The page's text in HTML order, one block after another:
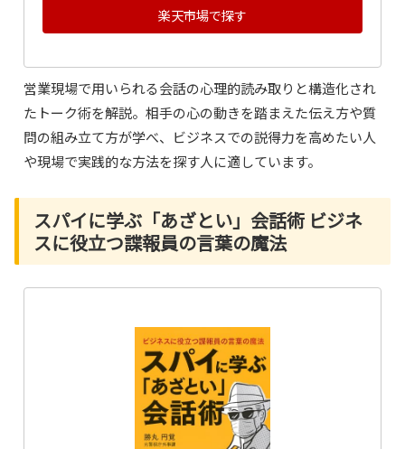
楽天市場で探す
営業現場で用いられる会話の心理的読み取りと構造化され
たトーク術を解説。相手の心の動きを踏まえた伝え方や質
問の組み立て方が学べ、ビジネスでの説得力を高めたい人
や現場で実践的な方法を探す人に適しています。
スパイに学ぶ「あざとい」会話術 ビジネ
スに役立つ諜報員の言葉の魔法